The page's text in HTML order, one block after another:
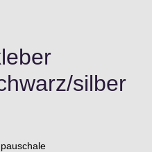
silber